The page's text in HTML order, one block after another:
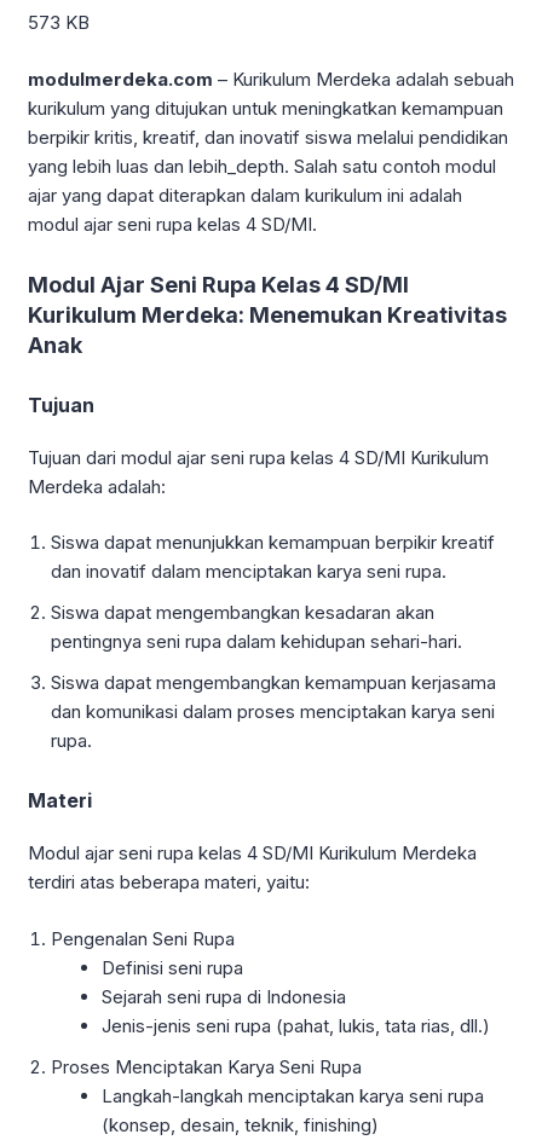
573 KB
modulmerdeka.com – Kurikulum Merdeka adalah sebuah
kurikulum yang ditujukan untuk meningkatkan kemampuan
berpikir kritis, kreatif, dan inovatif siswa melalui pendidikan
yang lebih luas dan lebih_depth. Salah satu contoh modul
ajar yang dapat diterapkan dalam kurikulum ini adalah
modul ajar seni rupa kelas 4 SD/MI.
Modul Ajar Seni Rupa Kelas 4 SD/MI
Kurikulum Merdeka: Menemukan Kreativitas
Anak
Tujuan
Tujuan dari modul ajar seni rupa kelas 4 SD/MI Kurikulum
Merdeka adalah:
Siswa dapat menunjukkan kemampuan berpikir kreatif
dan inovatif dalam menciptakan karya seni rupa.
Siswa dapat mengembangkan kesadaran akan
pentingnya seni rupa dalam kehidupan sehari-hari.
Siswa dapat mengembangkan kemampuan kerjasama
dan komunikasi dalam proses menciptakan karya seni
rupa.
Materi
Modul ajar seni rupa kelas 4 SD/MI Kurikulum Merdeka
terdiri atas beberapa materi, yaitu:
Pengenalan Seni Rupa
Definisi seni rupa
Sejarah seni rupa di Indonesia
Jenis-jenis seni rupa (pahat, lukis, tata rias, dll.)
Proses Menciptakan Karya Seni Rupa
Langkah-langkah menciptakan karya seni rupa
(konsep, desain, teknik, finishing)